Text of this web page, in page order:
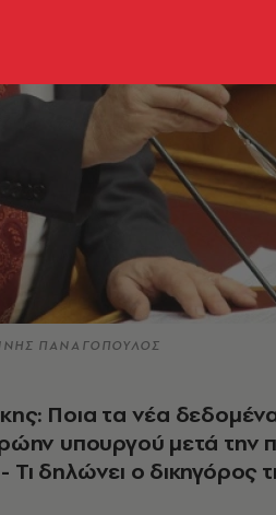
ΠΑΝΑΓΟΠΟΥΛΟΣ
Ποια τα νέα
υπουργού μετά την
δηλώνει ο δικηγόρος